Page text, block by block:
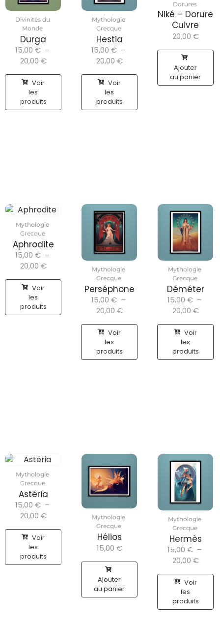
Divinités du
Monde
Durga
15,00 € –
20,00 €
Voir
les
produits
Mythologie
Grecque
Hestia
15,00 € –
20,00 €
Voir
les
produits
Dorures
Niké – Dorure
Cuivre
20,00 €
Ajouter
au panier
Mythologie
Grecque
Aphrodite
15,00 € –
20,00 €
Voir
les
produits
Mythologie
Grecque
Perséphone
15,00 € –
20,00 €
Voir
les
produits
Mythologie
Grecque
Déméter
15,00 € –
20,00 €
Voir
les
produits
Mythologie
Grecque
Astéria
15,00 € –
20,00 €
Voir
les
produits
Mythologie
Grecque
Hélios
15,00 €
Ajouter
au panier
Mythologie
Grecque
Hermès
15,00 € –
20,00 €
Voir
les
produits